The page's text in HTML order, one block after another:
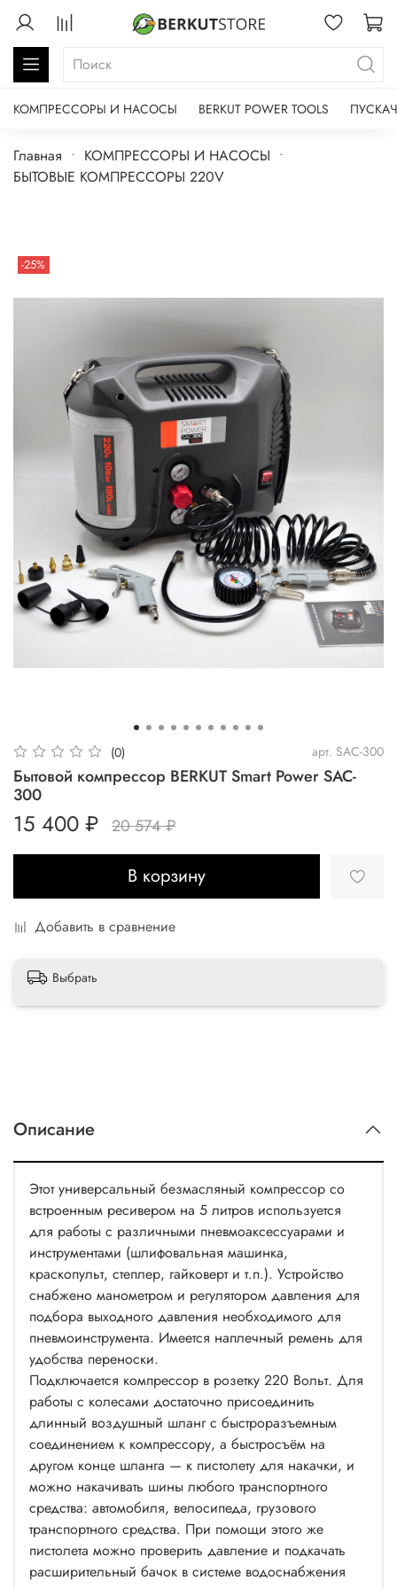
КОМПРЕССОРЫ И НАСОСЫ BERKUT POWER TOOLS
Главная
КОМПРЕССОРЫ И НАСОСЫ
БЫТОВЫЕ КОМПРЕССОРЫ 220V
-25%
(0) арт. SAC-300
Бытовой компрессор BERKUT Smart Power SAC-
300
15 400 ₽ 20 574 ₽
В корзину
Добавить в сравнение
Выбрать
Описание
Этот универсальный безмасляный компрессор со
встроенным ресивером на 5 литров используется
для работы с различными пневмоаксессуарами и
инструментами (шлифовальная машинка,
краскопульт, степлер, гайковерт и т.п.). Устройство
снабжено манометром и регулятором давления для
подбора выходного давления необходимого для
пневмоинструмента. Имеется наплечный ремень для
удобства переноски.
Подключается компрессор в розетку 220 Вольт. Для
работы с колесами достаточно присоединить
длинный воздушный шланг с быстроразъемным
соединением к компрессору, а быстросъём на
другом конце шланга — к пистолету для накачки, и
можно накачивать шины любого транспортного
средства: автомобиля, велосипеда, грузового
транспортного средства. При помощи этого же
пистолета можно проверить давление и подкачать
расширительный бачок в системе водоснабжения